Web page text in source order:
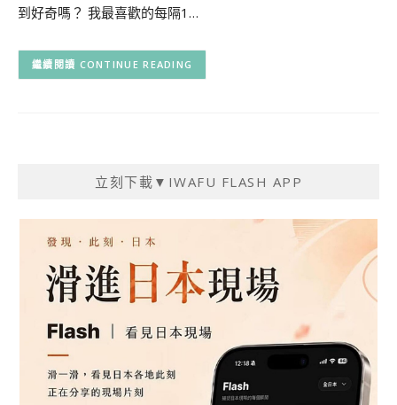
到好奇嗎？ 我最喜歡的每隔1…
CONTINUE READING
立刻下載▼IWAFU FLASH APP